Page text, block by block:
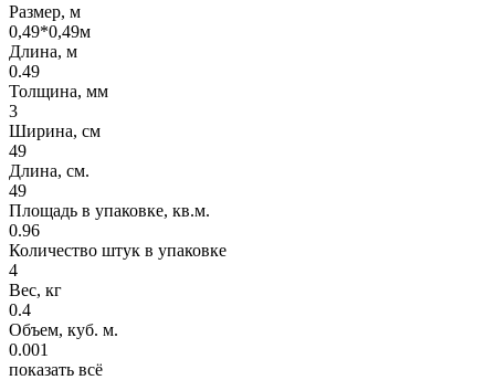
Размер, м
0,49*0,49м
Длина, м
0.49
Толщина, мм
3
Ширина, см
49
Длина, см.
49
Площадь в упаковке, кв.м.
0.96
Количество штук в упаковке
4
Вес, кг
0.4
Объем, куб. м.
0.001
показать всё